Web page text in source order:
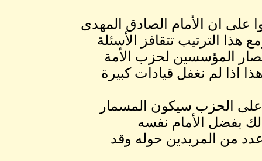
ان الأمام الصادق المهدى
هذا الترتيب تتقافز الأسئلة
المؤسسين لحزب الأمة
اذا لم نغفل قيادات كبيرة
على الحزب سيكون المسمار
بفضل الأمام نفسه
من المريدين حوله وقد